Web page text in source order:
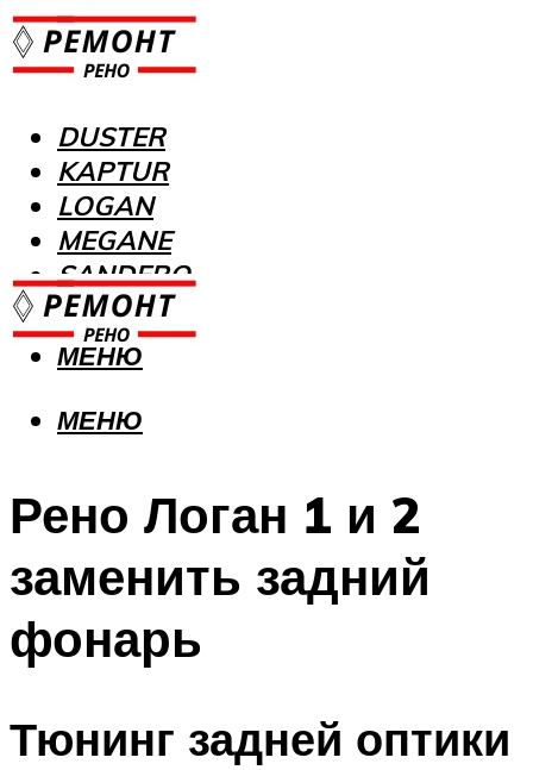
DUSTER
KAPTUR
LOGAN
MEGANE
SANDERO
МЕНЮ
МЕНЮ
Рено Логан 1 и 2
заменить задний
фонарь
Тюнинг задней оптики